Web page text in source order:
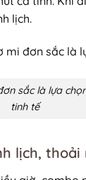
lịch.
sắc là lựa
tinh tế
lịch, thoải